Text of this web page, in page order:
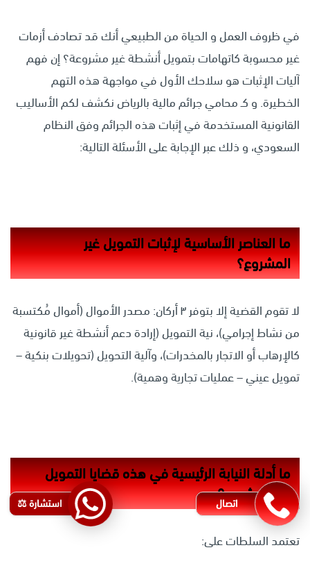
في ظروف العمل و الحياة من الطبيعي أنك قد تصادف أزمات
غير محسوبة كاتهامات بتمويل أنشطة غير مشروعة؟ إن فهم
آليات الإثبات هو سلاحك الأول في مواجهة هذه التهم
الخطيرة. و كـ محامي جرائم مالية بالرياض نكشف لكم الأساليب
القانونية المستخدمة في إثبات هذه الجرائم وفق النظام
السعودي، و ذلك عبر الإجابة على الأسئلة التالية:
ما العناصر الأساسية لإثبات التمويل غير
المشروع؟
لا تقوم القضية إلا بتوفر ٣ أركان: مصدر الأموال (أموال مُكتسبة
من نشاط إجرامي)، نية التمويل (إرادة دعم أنشطة غير قانونية
كالإرهاب أو الاتجار بالمخدرات)، وآلية التحويل (تحويلات بنكية –
تمويل عيني – عمليات تجارية وهمية).
ما أدلة النيابة الرئيسية في هذه قضايا التمويل
غير المشروع؟
تعتمد السلطات على:
اتصال استشارة ⚖️